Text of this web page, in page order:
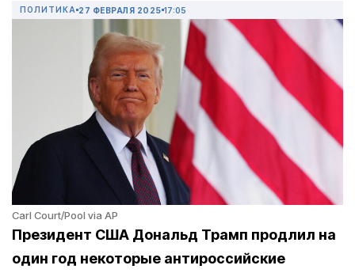
ПОЛИТИКА 27 ФЕВРАЛЯ 2025 17:05
Carl Court/Pool via AP
Президент США Дональд Трамп продлил на
один год некоторые антироссийские